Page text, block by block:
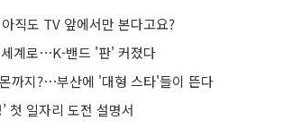
직도 TV 앞에서만 본다고요?
계로⋯K-밴드 '판' 커졌다
까지?⋯부산에 '대형 스타'들이 뜬다
첫 일자리 도전 설명서